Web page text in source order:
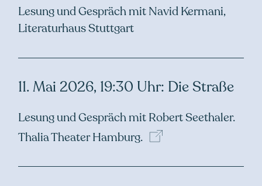
Lesung und Gespräch mit Navid Kermani,
Literaturhaus Stuttgart
11. Mai 2026, 19:30 Uhr: Die Straße
Lesung und Gespräch mit Robert Seethaler.
Thalia TheaterHamburg.